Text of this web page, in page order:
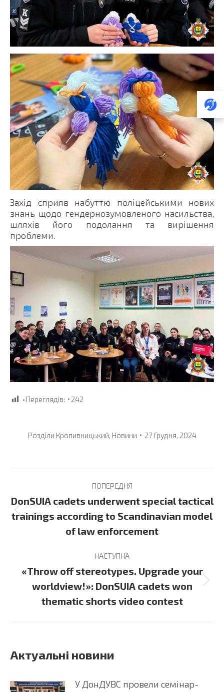
Захід сприяв набуттю поліцейськими нових
знань щодо гендернозумовленого насильства,
шляхів його подолання та вирішення
проблеми.
Переглядів: 242
Розділи Кропивницький, Новини 27 Грудня, 2024
navigation
ПОПЕРЕДНЯ
Previous
post:
DonSUIA cadets underwent special tactical
trainings according to Scandinavian model
of law enforcement
НАСТУПНА
Next
post:
«Throw off stereotypes. Upgrade your
worldview!»: DonSUIA cadets won
thematic shorts video contest
Актуальні новини
У ДонДУВС провели семінар-